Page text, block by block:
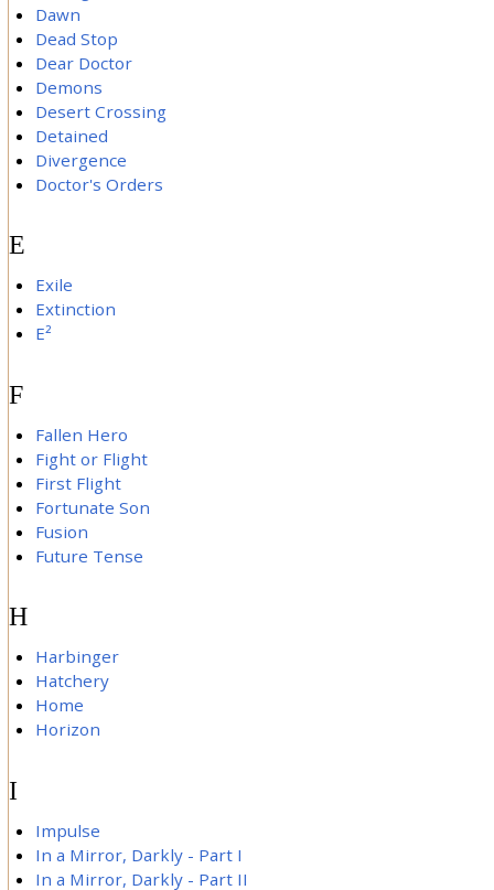
Dawn
Dead Stop
Dear Doctor
Demons
Desert Crossing
Detained
Divergence
Doctor's Orders
E
Exile
Extinction
E²
F
Fallen Hero
Fight or Flight
First Flight
Fortunate Son
Fusion
Future Tense
H
Harbinger
Hatchery
Home
Horizon
I
Impulse
In a Mirror, Darkly - Part I
In a Mirror, Darkly - Part II